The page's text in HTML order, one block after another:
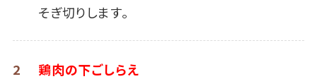
そぎ切りします。
2
鶏肉の下ごしらえ